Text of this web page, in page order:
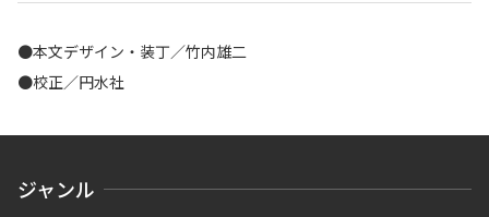
●本文デザイン・装丁／竹内雄二
●校正／円水社
ジャンル